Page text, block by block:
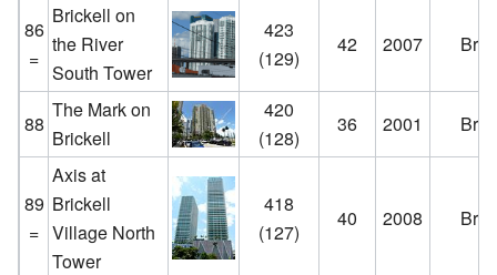
86
=
Brickell on
the River
South Tower
423
(129)
42 2007
88
The Mark on
Brickell
420
(128)
36 2001
89
=
Axis at
Brickell
Village North
Tower
418
(127)
40 2008